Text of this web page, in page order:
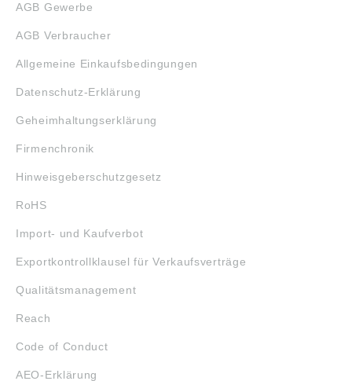
AGB Gewerbe
AGB Verbraucher
Allgemeine Einkaufsbedingungen
Datenschutz-Erklärung
Geheimhaltungserklärung
Firmenchronik
Hinweisgeberschutzgesetz
RoHS
Import- und Kaufverbot
Exportkontrollklausel für Verkaufsverträge
Qualitätsmanagement
Reach
Code of Conduct
AEO-Erklärung